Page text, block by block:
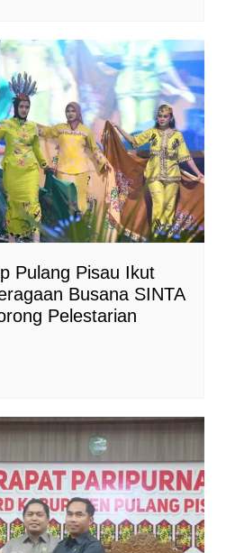
Pulang Pisau Ikut
Busana SINTA
Pelestarian